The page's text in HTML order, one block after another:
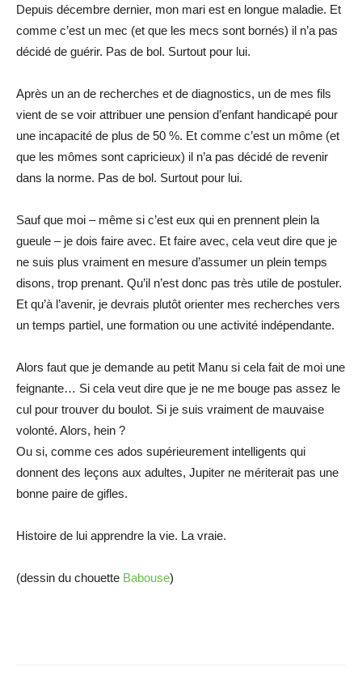
Depuis décembre dernier, mon mari est en longue maladie. Et
comme c’est un mec (et que les mecs sont bornés) il n’a pas
décidé de guérir. Pas de bol. Surtout pour lui.
Après un an de recherches et de diagnostics, un de mes fils
vient de se voir attribuer une pension d’enfant handicapé pour
une incapacité de plus de 50 %. Et comme c’est un môme (et
que les mômes sont capricieux) il n’a pas décidé de revenir
dans la norme. Pas de bol. Surtout pour lui.
Sauf que moi – même si c’est eux qui en prennent plein la
gueule – je dois faire avec. Et faire avec, cela veut dire que je
ne suis plus vraiment en mesure d’assumer un plein temps
disons, trop prenant. Qu’il n’est donc pas très utile de postuler.
Et qu’à l’avenir, je devrais plutôt orienter mes recherches vers
un temps partiel, une formation ou une activité indépendante.
Alors faut que je demande au petit Manu si cela fait de moi une
feignante… Si cela veut dire que je ne me bouge pas assez le
cul pour trouver du boulot. Si je suis vraiment de mauvaise
volonté. Alors, hein ?
Ou si, comme ces ados supérieurement intelligents qui
donnent des leçons aux adultes, Jupiter ne mériterait pas une
bonne paire de gifles.
Histoire de lui apprendre la vie. La vraie.
(dessin du chouette Babouse)